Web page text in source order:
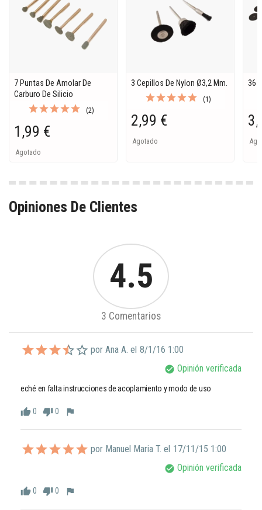
7 Puntas De Amolar De
Carburo De Silicio
(2)
1,99 €
Agotado
3 Cepillos De Nylon Ø3,2 Mm.
(1)
2,99 €
Agotado
36
Opiniones De Clientes
4.5
3 Comentarios
por Ana A. el 8/1/16 1:00
check_circle Opinión verificada
eché en falta instrucciones de acoplamiento y modo de uso
thumb_up0 thumb_down0 flag
por Manuel Maria T. el 17/11/15 1:00
check_circle Opinión verificada
thumb_up0 thumb_down0 flag